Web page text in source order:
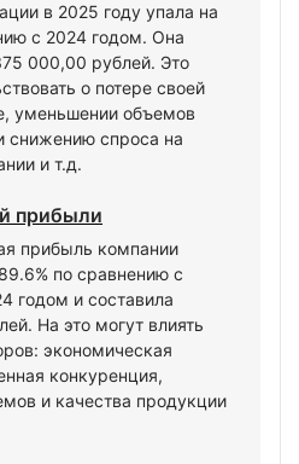
в 2025 году упала на
с 2024 годом. Она
000,00 рублей. Это
о потере своей
уменьшении объемов
снижению спроса на
и т.д.
прибыли
прибыль компании
по сравнению с
годом и составила
На это могут влиять
экономическая
конкуренция,
и качества продукции